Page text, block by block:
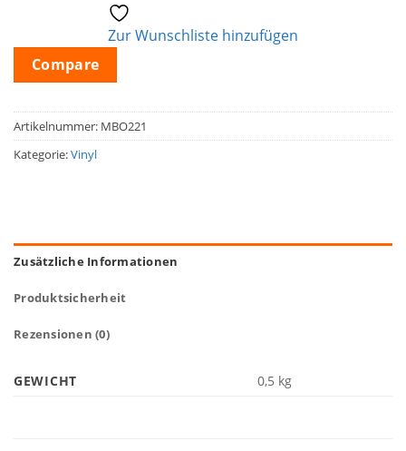
Zur Wunschliste hinzufügen
Compare
Artikelnummer: MBO221
Kategorie:Vinyl
Zusätzliche Informationen
Produktsicherheit
Rezensionen (0)
GEWICHT 0,5 kg